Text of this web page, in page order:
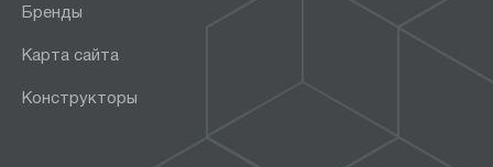
Бренды
Карта сайта
Конструкторы